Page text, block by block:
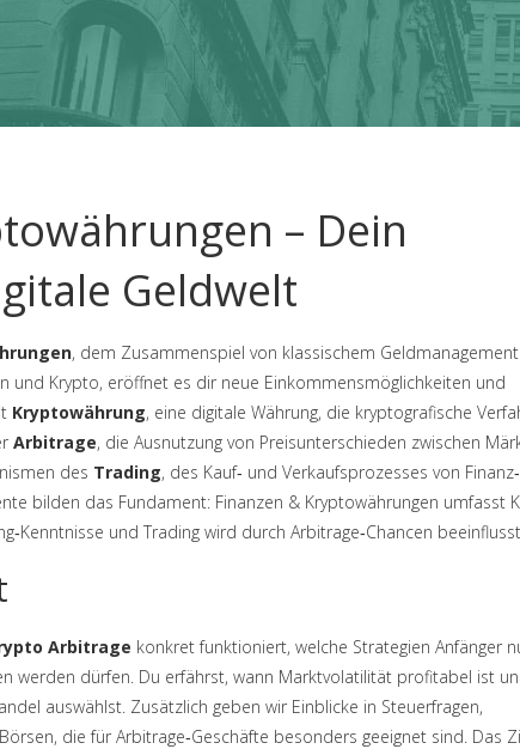
– Dein
Geldwelt
, dem Zusammenspiel von klassischem
und Krypto, eröffnet es dir neue Einkommensmöglichkeiten und
Kryptowährung, eine digitale Währung, die kryptografische
Arbitrage, die Ausnutzung von Preisunterschieden zwischen
des Trading, des Kauf‑ und Verkaufsprozesses von
bilden das Fundament: Finanzen & Kryptowährungen umfasst
und Trading wird durch Arbitrage‑Chancen
Arbitrage konkret funktioniert, welche Strategien Anfänger
werden dürfen. Du erfährst, wann Marktvolatilität profitabel ist
auswählst. Zusätzlich geben wir Einblicke in Steuerfragen,
die für Arbitrage‑Geschäfte besonders geeignet sind. Das